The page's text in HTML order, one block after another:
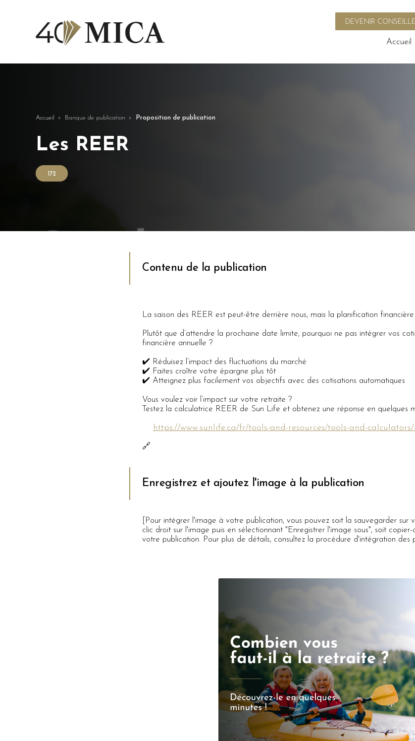
DEVENIR
Accueil
Accueil Banque de publication Proposition de publication
Les REER
172
Contenu de la publication
La saison des REER est peut-être derrière nous, mais la planification financière
Plutôt que d’attendre la prochaine date limite, pourquoi ne pas intégrer vos
financière annuelle ?
✔️ Réduisez l’impact des fluctuations du marché
✔️ Faites croître votre épargne plus tôt
✔️ Atteignez plus facilement vos objectifs avec des cotisations automatiques
Vous voulez voir l’impact sur votre retraite ?
Testez la calculatrice REER de Sun Life et obtenez une réponse en quelques
🔗
https://www.sunlife.ca/fr/tools-and-resources/tools-and-
Enregistrez et ajoutez l'image à la publication
[Pour intégrer l'image à votre publication, vous pouvez soit la sauvegarder sur
clic droit sur l'image puis en sélectionnant "Enregistrer l'image sous", soit
votre publication. Pour plus de détails, consultez la procédure d'intégration des